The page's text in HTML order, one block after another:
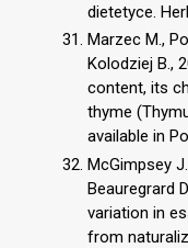
dietetyce.
Marzec M.,
Kolodziej B.,
content, its
thyme
available in
McGimpsey
Beauregrard
variation in
from